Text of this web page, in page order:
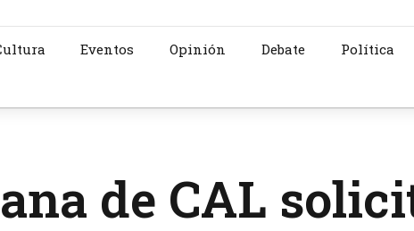
Eventos Opinión Debate Política
de CAL